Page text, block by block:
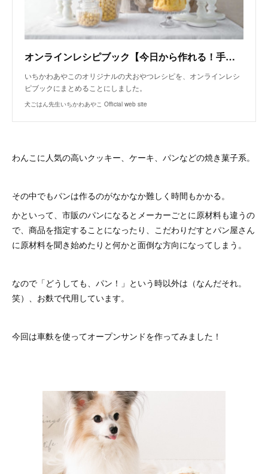
オンラインレシピブック【今日から作れる！手作り犬おやつレシピ】
いちかわあやこのオリジナルの犬おやつレシピを、オンラインレシ
ピブックにまとめることにしました。
犬ごはん先生いちかわあやこ Official web site
わんこに人気の高いクッキー、ケーキ、パンなどの焼き菓子系。
その中でもパンは作るのがなかなか難しく時間もかかる。
かといって、市販のパンになるとメーカーごとに原材料も違うの
で、商品を指定することになったり、こだわりだすとパン屋さん
に原材料を聞き始めたりと何かと面倒な方向になってしまう。
なので「どうしても、パン！」という時以外は（なんだそれ。
笑）、お麩で代用しています。
今回は車麩を使ってオープンサンドを作ってみました！